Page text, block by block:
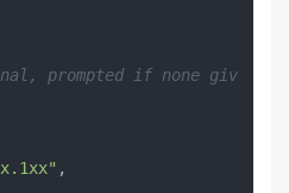
prompted if none giv
,